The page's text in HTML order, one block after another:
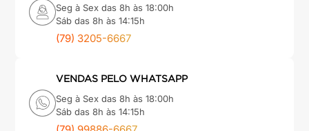
Seg à Sex das 8h às 18:00h
Sáb das 8h às 14:15h
(79) 3205-6667
VENDAS PELO WHATSAPP
Seg à Sex das 8h às 18:00h
Sáb das 8h às 14:15h